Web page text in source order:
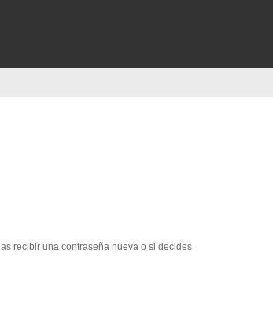
recibir una contraseña nueva o si decides